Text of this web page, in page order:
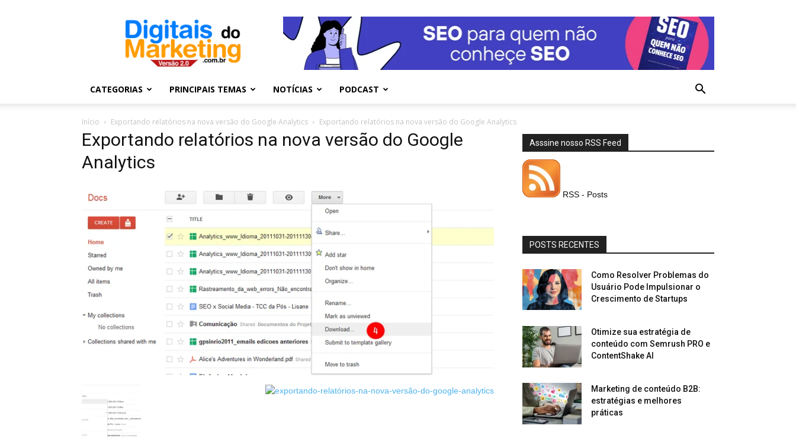
Digitais
Marketing
CATEGORIAS PRINCIPAIS TEMAS NOTÍCIAS PODCAST
Início Exportando relatórios na nova versão do Google Analytics Exportando relatórios na nova versão do Google Analytics
Exportando relatórios na nova versão do Google
Analytics
Asssine nosso RSS Feed
RSS - Posts
POSTS RECENTES
Como Resolver Problemas do
Usuário Pode Impulsionar o
Crescimento de Startups
Otimize sua estratégia de
conteúdo com Semrush PRO e
ContentShake AI
Marketing de conteúdo B2B:
estratégias e melhores
práticas